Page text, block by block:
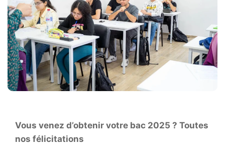
Vous venez d’obtenir votre bac 2025 ? Toutes
nos félicitations